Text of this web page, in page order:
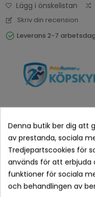
Lägg i önskelistan
Skriv din recension
Leverans 2-7
Betala tryggt med
Leveranstid
Returvillkor 14
Denna butik ber dig att
av prestanda, sociala
Tredjepartscookies för
används för att erbjuda
funktioner för sociala
och behandlingen av